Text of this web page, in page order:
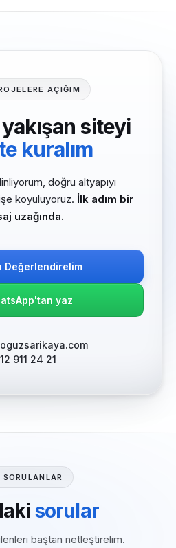
AÇIĞIM
siteyi
kuralım
doğru altyapıyı
koyuluyoruz. İlk adım bir
uzağında.
Değerlendirelim
yaz
911 24 21
SORULANLAR
sorular
baştan netleştirelim.